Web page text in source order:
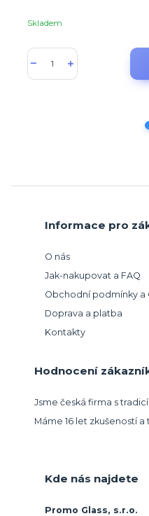
Skladem
Informace pro
O nás
Jak-nakupovat a FAQ
Obchodní podmínky a
Doprava a platba
Kontakty
Hodnocení
Jsme česká firma s
Máme 16 let zkušeností
Kde nás najdete
Promo Glass, s.r.o.